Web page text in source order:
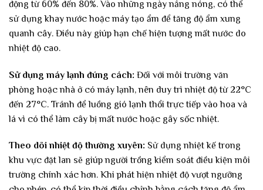
động từ 60% đến 80%. Vào những ngày nắng nóng, có thể
sử dụng khay nước hoặc máy tạo ẩm để tăng độ ẩm xung
quanh cây. Điều này giúp hạn chế hiện tượng mất nước do
nhiệt độ cao.
Sử dụng máy lạnh đúng cách: Đối với môi trường văn
phòng hoặc nhà ở có máy lạnh, nên duy trì nhiệt độ từ 22°C
đến 27°C. Tránh để luồng gió lạnh thổi trực tiếp vào hoa và
lá vì có thể làm cây bị mất nước hoặc gây sốc nhiệt.
Theo dõi nhiệt độ thường xuyên: Sử dụng nhiệt kế trong
khu vực đặt lan sẽ giúp người trồng kiểm soát điều kiện môi
trường chính xác hơn. Khi phát hiện nhiệt độ vượt ngưỡng